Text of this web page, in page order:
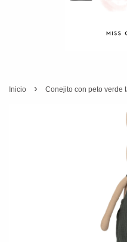
Inicio › Conejito con peto verde